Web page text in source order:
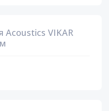
Acoustics VIKAR